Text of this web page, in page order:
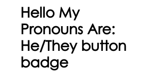
Hello My
Pronouns Are:
He/They button
badge